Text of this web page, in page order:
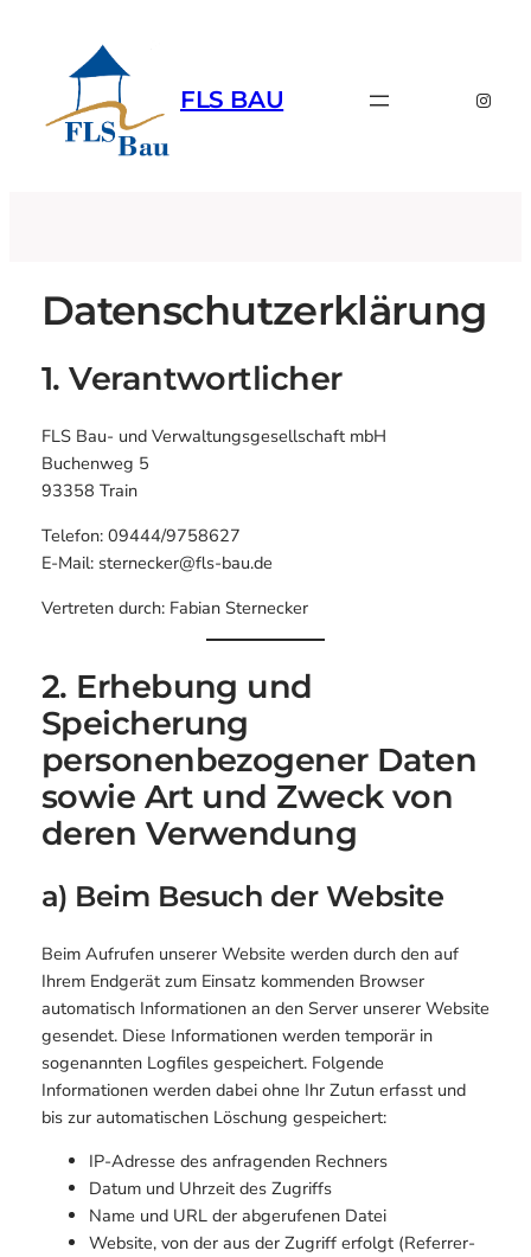
springen
FLS BAU
Datenschutzerklärung
1. Verantwortlicher
FLS Bau- und Verwaltungsgesellschaft mbH
Buchenweg 5
93358 Train
Telefon: 09444/9758627
E-Mail: sternecker@fls-bau.de
Vertreten durch: Fabian Sternecker
2. Erhebung und
Speicherung
personenbezogener Daten
sowie Art und Zweck von
deren Verwendung
a) Beim Besuch der Website
Beim Aufrufen unserer Website werden durch den auf
Ihrem Endgerät zum Einsatz kommenden Browser
automatisch Informationen an den Server unserer Website
gesendet. Diese Informationen werden temporär in
sogenannten Logfiles gespeichert. Folgende
Informationen werden dabei ohne Ihr Zutun erfasst und
bis zur automatischen Löschung gespeichert:
IP-Adresse des anfragenden Rechners
Datum und Uhrzeit des Zugriffs
Name und URL der abgerufenen Datei
Website, von der aus der Zugriff erfolgt (Referrer-